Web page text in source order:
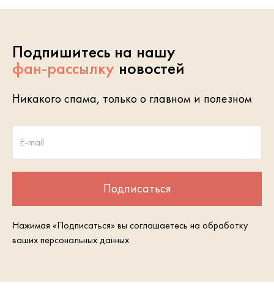
Подпишитесь на нашу
фан-рассылку новостей
Никакого спама, только о главном и полезном
E-mail
Подписаться
Нажимая «Подписаться» вы соглашаетесь на обработку
ваших персональных данных